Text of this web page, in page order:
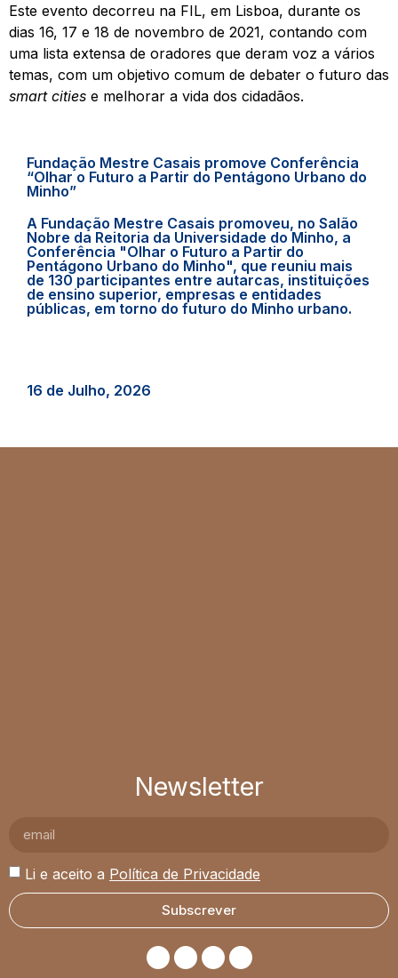
Este evento decorreu na FIL, em Lisboa, durante os
dias 16, 17 e 18 de novembro de 2021, contando com
uma lista extensa de oradores que deram voz a vários
temas, com um objetivo comum de debater o futuro das
smart cities e melhorar a vida dos cidadãos.
Fundação Mestre Casais promove Conferência
“Olhar o Futuro a Partir do Pentágono Urbano do
Minho”
A Fundação Mestre Casais promoveu, no Salão
Nobre da Reitoria da Universidade do Minho, a
Conferência "Olhar o Futuro a Partir do
Pentágono Urbano do Minho", que reuniu mais
de 130 participantes entre autarcas, instituições
de ensino superior, empresas e entidades
públicas, em torno do futuro do Minho urbano.
16 de Julho, 2026
Newsletter
Li e aceito a Política de Privacidade
Subscrever